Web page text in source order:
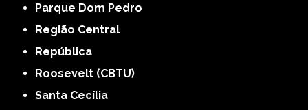
Parque Dom Pedro
Região Central
República
Roosevelt (CBTU)
Santa Cecília